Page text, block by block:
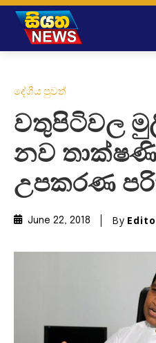
දේශීය පුවත්
වතුපිටිවල
නව
උපකරණ
June 22, 2018 By